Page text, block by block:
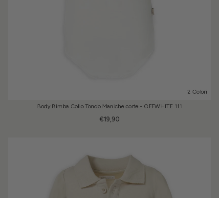
2 Colori
Body Bimba Collo Tondo Maniche corte - OFFWHITE 111
€19,90